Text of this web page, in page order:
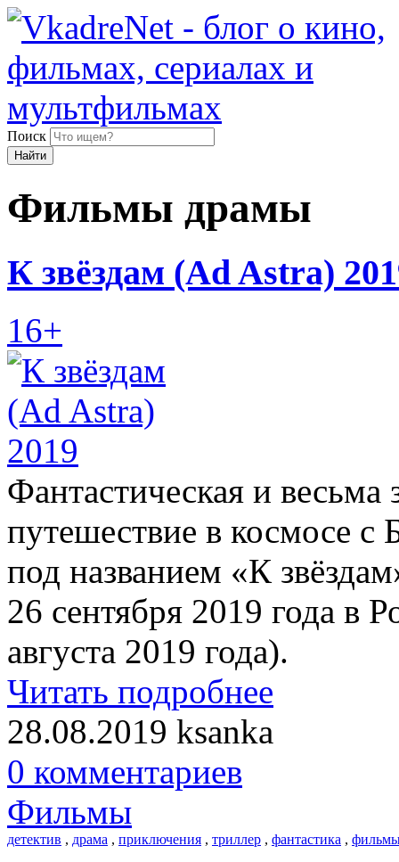
Поиск
Найти
Фильмы драмы
К звёздам (Ad Astra)
16+
Фантастическая и
путешествие в космосе с
под названием «К
26 сентября 2019 года в
августа 2019 года).
Читать подробнее
28.08.2019 ksanka
0 комментариев
Фильмы
детектив , драма , приключения , триллер , фантастика ,